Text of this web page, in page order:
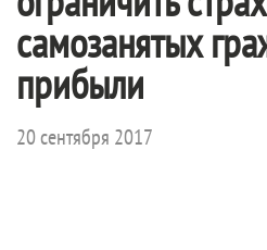
самозанятых
прибыли
20 сентября 2017